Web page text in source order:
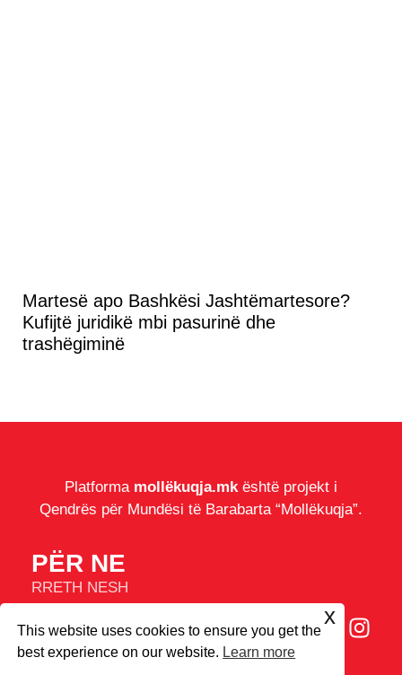
Martesë apo Bashkësi Jashtëmartesore?
Kufijtë juridikë mbi pasurinë dhe
trashëgiminë
Platforma mollëkuqja.mkështë projekt i
Qendrës për Mundësi të Barabarta “Mollëkuqja”.
PËR NE
RRETH NESH
COOKIES
This website uses cookies to ensure you get the
best experience on our website. Learn more
x